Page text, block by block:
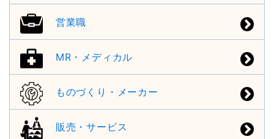
営業職
MR・メディカル
ものづくり・メーカー
販売・サービス